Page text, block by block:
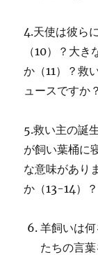
4.天使は彼ら
（10）？大
か（11）？救
ュースですか？
5.救い主の誕
が飼い葉桶に
な意味があり
か（13-14）？
羊飼いは
たちの言